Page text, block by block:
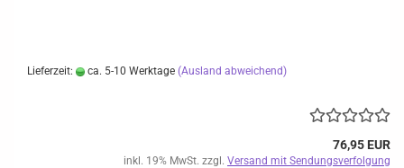
Lieferzeit: ca. 5-10 Werktage (Ausland abweichend)
76,95 EUR
inkl. 19% MwSt. zzgl. Versand mit Sendungsverfolgung